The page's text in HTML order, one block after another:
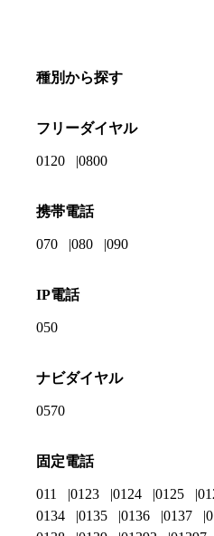
種別から探す
フリーダイヤル
0120 0800
携帯電話
070 080 090
IP電話
050
ナビダイヤル
0570
固定電話
011 0123 0124 0125
0134
0135 0136 0137